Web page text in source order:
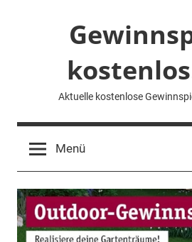
Aktuelle kostenlose
Menü